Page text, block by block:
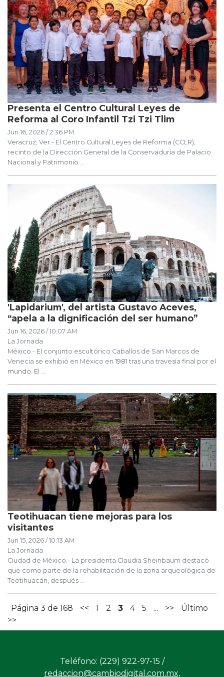
Presenta el Centro Cultural Leyes de
Reforma al Coro Infantil Tzi Tzi Tlim
Jun 16, 2026 / 2:36 PM
Veracruz, Ver.- El Centro Cultural Leyes de Reforma (CCLR),
recinto de la Dirección General de la Conservaduría de Palacio
Nacional y Patrimonio ...
'Lapidarium', del artista Gustavo Aceves,
“apela a la dignificación del ser humano”
Jun 16, 2026 / 10:07 AM
La Jornada
México.- El conjunto escultórico Caballos de San Marcos de
Venecia se exhibió en México en 1981 tras una travesía final por el
mundo. El ...
Teotihuacan tiene mejoras para los
visitantes
Jun 15, 2026 / 10:13 AM
La Jornada
Ciudad de México.- La presidenta Claudia Sheinbaum destacó
que como parte de la rehabilitación de la zona arqueológica de
Teotihuacán, después ...
Página 3 de 168 << 1 2 3 4 5 ... >>
Último
>>
Teléfono: (229) 922-97-15 /
redaccion@cambiodigital.com.mx,